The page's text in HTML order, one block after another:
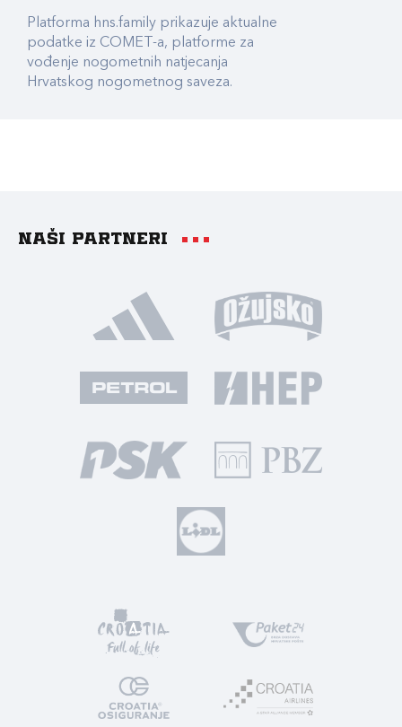
Platforma hns.family prikazuje aktualne
podatke iz COMET-a, platforme za
vođenje nogometnih natjecanja
Hrvatskog nogometnog saveza.
Naši partneri